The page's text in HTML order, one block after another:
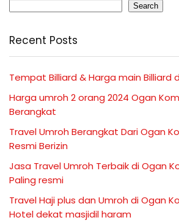
Search
Recent Posts
Tempat Billiard & Harga main Billiard
Harga umroh 2 orang 2024 Ogan
Berangkat
Travel Umroh Berangkat Dari Ogan
Resmi Berizin
Jasa Travel Umroh Terbaik di Ogan
Paling resmi
Travel Haji plus dan Umroh di Ogan
Hotel dekat masjidil haram